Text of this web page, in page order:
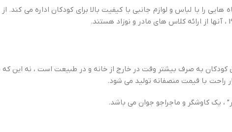
را با لباس و لوازم جانبی با کیفیت بالا برای کودکان اداره می کند. از
به صرف بیشتر وقت در خارج از خانه و در طبیعت است ، نه این که با
راحت با قیمت منصفانه تولید می شود.
، یک کاوشگر و ماجراجو جوان می باشد.